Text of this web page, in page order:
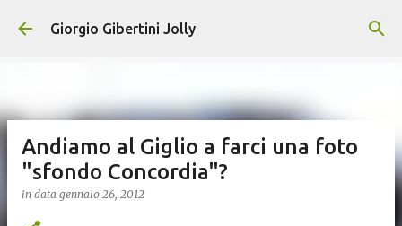
Passa ai contenuti principali
Giorgio Gibertini Jolly
Andiamo al Giglio a farci una foto
"sfondo Concordia"?
in data gennaio 26, 2012